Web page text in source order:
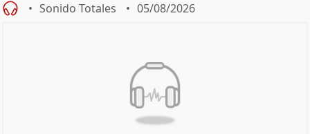
Sonido Totales 05/08/2026